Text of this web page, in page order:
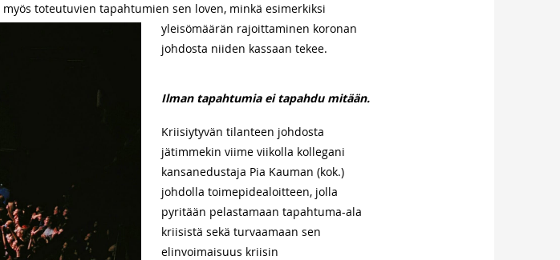
myös toteutuvien tapahtumien sen loven, minkä esimerkiksi
yleisömäärän rajoittaminen koronan
johdosta niiden kassaan tekee.
Ilman tapahtumia ei tapahdu mitään.
Kriisiytyvän tilanteen johdosta
jätimmekin viime viikolla kollegani
kansanedustaja Pia Kauman (kok.)
johdolla toimepidealoitteen, jolla
pyritään pelastamaan tapahtuma-ala
kriisistä sekä turvaamaan sen
elinvoimaisuus kriisin